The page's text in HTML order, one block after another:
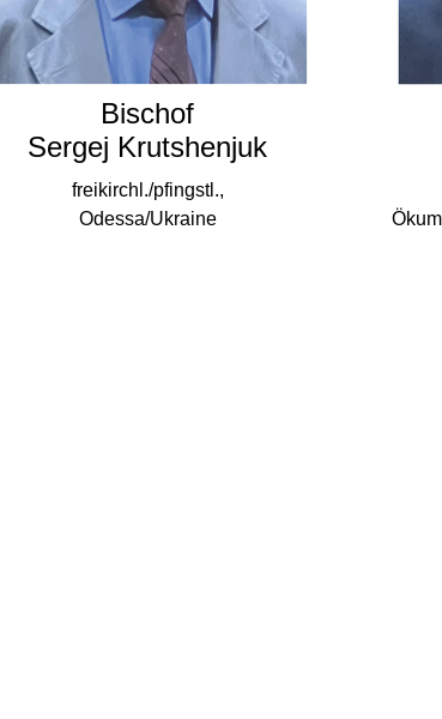
Bischof
Sergej Krutshenjuk
freikirchl./pfingstl.,
Odessa/Ukraine